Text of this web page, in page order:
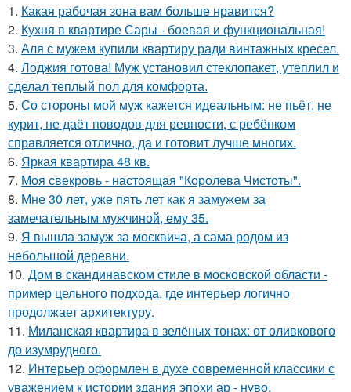
1. Какая рабочая зона вам больше нравится?
2. Кухня в квартире Сары - боевая и функциональная!
3. Аля с мужем купили квартиру ради винтажных кресел.
4. Лоджия готова! Муж установил стеклопакет, утеплил и
сделал теплый пол для комфорта.
5. Со стороны мой муж кажется идеальным: не пьёт, не
курит, не даёт поводов для ревности, с ребёнком
справляется отлично, да и готовит лучше многих.
6. Яркая квартира 48 кв.
7. Моя свекровь - настоящая "Королева Чистоты".
8. Мне 30 лет, уже пять лет как я замужем за
замечательным мужчиной, ему 35.
9. Я вышла замуж за москвича, а сама родом из
небольшой деревни.
10. Дом в скандинавском стиле в московской области -
пример цельного подхода, где интерьер логично
продолжает архитектуру.
11. Миланская квартира в зелёных тонах: от оливкового
до изумрудного.
12. Интерьер оформлен в духе современной классики с
уважением к истории здания эпохи ар - нуво.